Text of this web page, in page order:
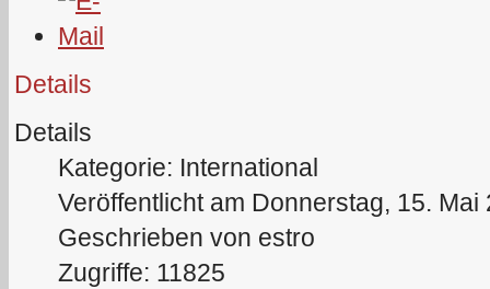
Details
Details
Kategorie: International
Veröffentlicht am Donnerstag, 15. Mai
Geschrieben von estro
Zugriffe: 11825